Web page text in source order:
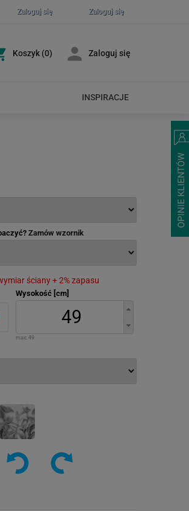
Zaloguj się
Zaloguj się
Koszyk (0) Zaloguj się
INSPIRACJE
Zamów wzornik
ściany + 2% zapasu
Wysokość [cm]
max: 49